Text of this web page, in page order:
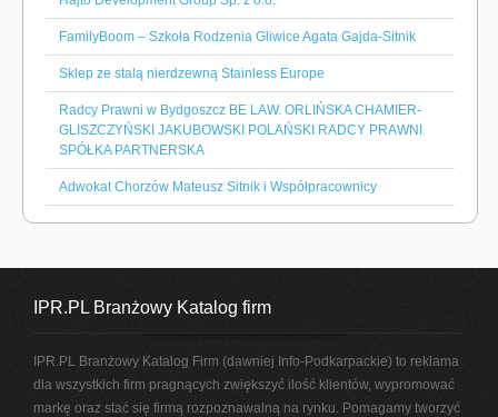
FamilyBoom – Szkoła Rodzenia Gliwice Agata Gajda-Sitnik
Sklep ze stalą nierdzewną Stainless Europe
Radcy Prawni w Bydgoszcz BE LAW. ORLIŃSKA CHAMIER-
GLISZCZYŃSKI JAKUBOWSKI POLAŃSKI RADCY PRAWNI
SPÓŁKA PARTNERSKA
Adwokat Chorzów Mateusz Sitnik i Współpracownicy
IPR.PL Branżowy Katalog firm
IPR.PL Branżowy Katalog Firm (dawniej Info-Podkarpackie) to reklama
dla wszystkich firm pragnących zwiększyć ilość klientów, wypromować
markę oraz stać się firmą rozpoznawalną na rynku. Pomagamy tworzyć